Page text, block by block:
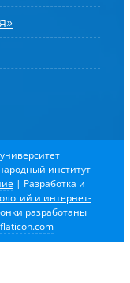
институт
| Разработка и
и интернет-
разработаны